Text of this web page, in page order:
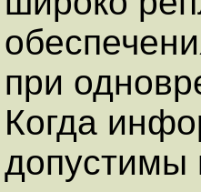
при
Когда
допустимы